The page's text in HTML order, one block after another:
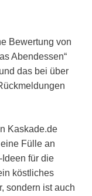
Bewertung von
Abendessen“
das bei über
Kaskade.de
Fülle an
für die
köstliches
sondern ist auch